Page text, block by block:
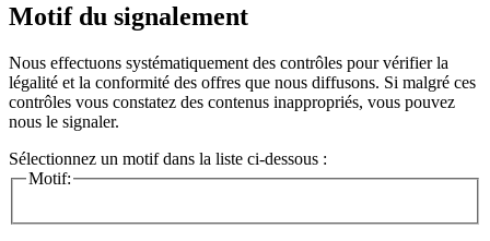
Motif du signalement
Nous effectuons systématiquement des contrôles pour vérifier la
légalité et la conformité des offres que nous diffusons. Si malgré ces
contrôles vous constatez des contenus inappropriés, vous pouvez
nous le signaler.
Sélectionnez un motif dans la liste ci-dessous :
Motif: